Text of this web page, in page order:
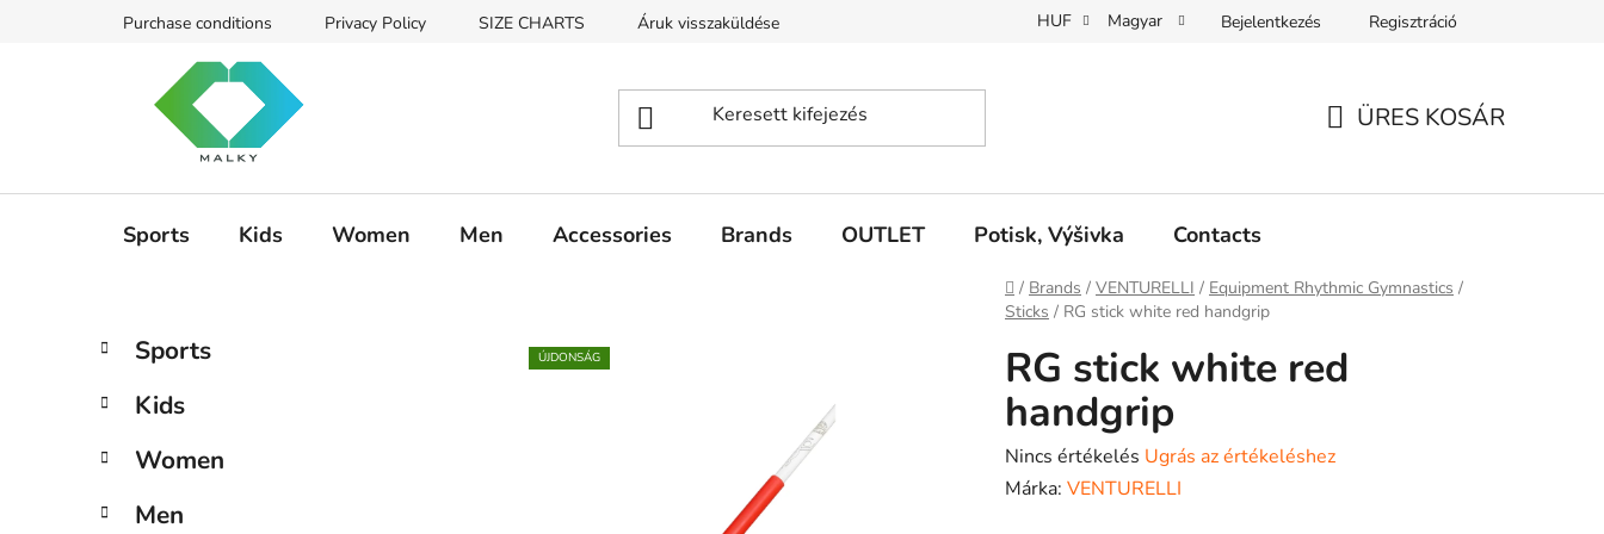
Purchase conditions Privacy Policy SIZE CHARTS Áruk visszaküldése HUF Magyar Bejelentkezés Regisztráció
ÜRES KOSÁR
Sports Kids Women Men Accessories Brands OUTLET Potisk, Výšivka Contacts
Kezdőlap
/ Brands / VENTURELLI / Equipment Rhythmic Gymnastics /
Sticks / RG stick white red handgrip
O
d
l
ó
Kategóriák
átugrása
K
a
e
ó
i
Sports
Kids
Women
Men
RG stick white red
handgrip
A
termék
Nincs értékelés Ugrás az értékeléshez
Márka: VENTURELLI
ÚJDONSÁG